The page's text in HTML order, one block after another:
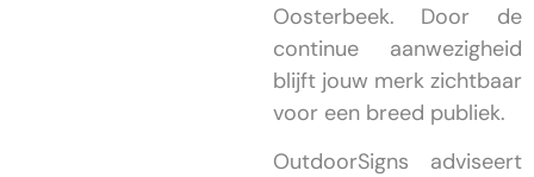
Oosterbeek. Door de
continue aanwezigheid
blijft jouw merk zichtbaar
voor een breed publiek.
OutdoorSigns adviseert